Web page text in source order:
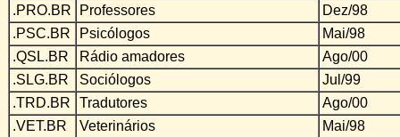
.PRO.BR Professores
Dez/98
.PSC.BR
Psicólogos
Mai/98
.QSL.BR
Rádio amadores
Ago/00
.SLG.BR
Sociólogos
Jul/99
.TRD.BR
Tradutores
Ago/00
.VET.BR
Veterinários
Mai/98